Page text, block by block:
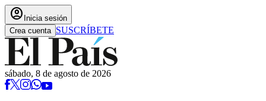
account_circle Inicia sesión
Crea cuenta SUSCRÍBETE
sábado, 8 de agosto de 2026